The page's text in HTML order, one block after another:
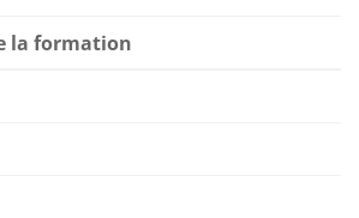
la formation